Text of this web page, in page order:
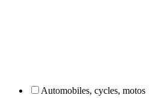
Automobiles, cycles, motos